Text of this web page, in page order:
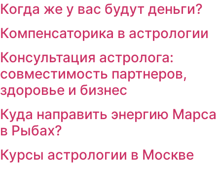
Когда же у вас будут деньги?
Компенсаторика в астрологии
Консультация астролога:
совместимость партнеров,
здоровье и бизнес
Куда направить энергию Марса
в Рыбах?
Курсы астрологии в Москве